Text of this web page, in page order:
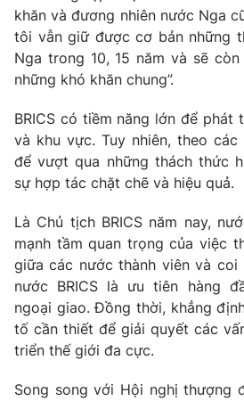
Video
VTV Money
VTV Sức khoẻ Bất
Thị trường 24h Tấm
VTV4 Vươn
VTV9 VTV8
Liên hệ tòa soạn
khăn và đương nhiên nước Nga
tôi vẫn giữ được cơ bản những
Nga trong 10, 15 năm và sẽ
những khó khăn chung”.
BRICS có tiềm năng lớn để phát
và khu vực. Tuy nhiên, theo các
để vượt qua những thách thức
sự hợp tác chặt chẽ và hiệu quả.
Là Chủ tịch BRICS năm nay,
mạnh tầm quan trọng của việc
giữa các nước thành viên và coi
nước BRICS là ưu tiên hàng
ngoại giao. Đồng thời, khẳng
tố cần thiết để giải quyết các
triển thế giới đa cực.
Song song với Hội nghị thượng